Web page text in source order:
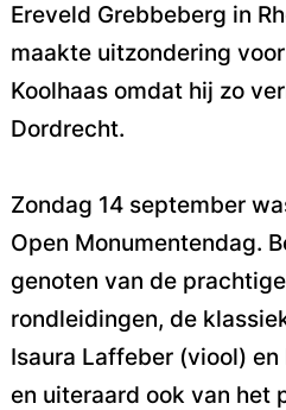
Ereveld Grebbeberg in
maakte uitzondering
Koolhaas omdat hij zo
Dordrecht.
Zondag 14 september
Open Monumentendag.
genoten van de
rondleidingen, de
Isaura Laffeber (viool)
en uiteraard ook van het